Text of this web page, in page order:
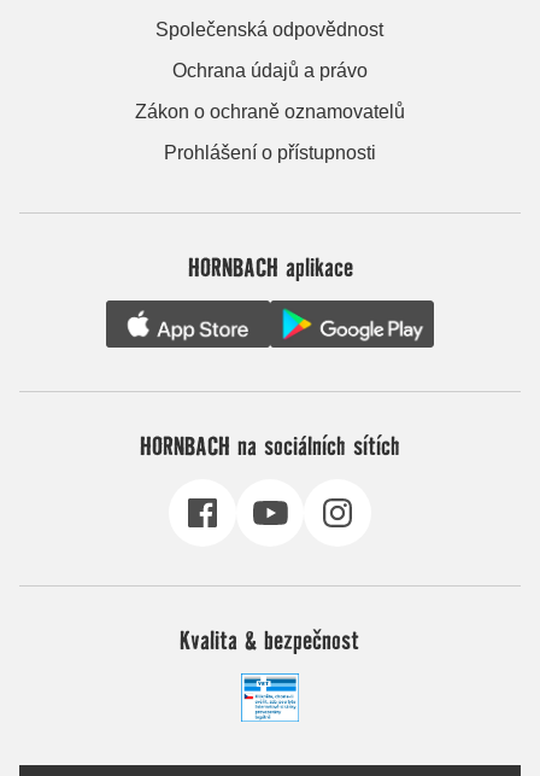
Společenská odpovědnost
Ochrana údajů a právo
Zákon o ochraně oznamovatelů
Prohlášení o přístupnosti
HORNBACH aplikace
HORNBACH na sociálních sítích
Kvalita & bezpečnost